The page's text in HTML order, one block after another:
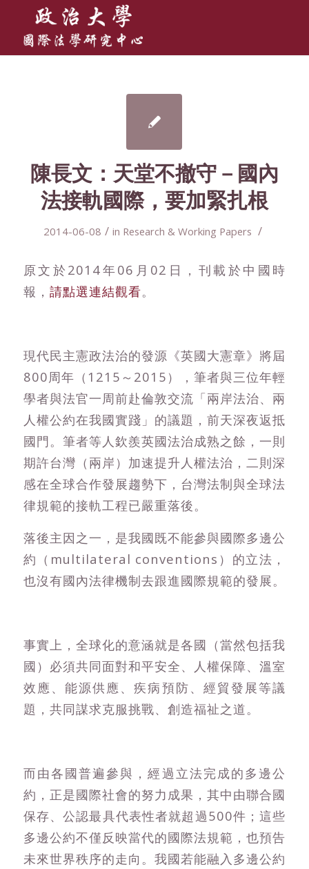
陳長文：天堂不撤守－國內
法接軌國際，要加緊扎根
2014-06-08 / in Research & Working Papers /
原文於2014年06月02日，刊載於中國時
報， 請點選連結觀看。
現代民主憲政法治的發源《英國大憲章》將屆
800周年（1215～2015），筆者與三位年輕
學者與法官一周前赴倫敦交流「兩岸法治、兩
人權公約在我國實踐」的議題，前天深夜返抵
國門。筆者等人欽羨英國法治成熟之餘，一則
期許台灣（兩岸）加速提升人權法治，二則深
感在全球合作發展趨勢下，台灣法制與全球法
律規範的接軌工程已嚴重落後。
落後主因之一，是我國既不能參與國際多邊公
約（multilateral conventions）的立法，
也沒有國內法律機制去跟進國際規範的發展。
事實上，全球化的意涵就是各國（當然包括我
國）必須共同面對和平安全、人權保障、溫室
效應、能源供應、疾病預防、經貿發展等議
題，共同謀求克服挑戰、創造福祉之道。
而由各國普遍參與，經過立法完成的多邊公
約，正是國際社會的努力成果，其中由聯合國
保存、公認最具代表性者就超過500件；這些
多邊公約不僅反映當代的國際法規範，也預告
未來世界秩序的走向。我國若能融入多邊公約